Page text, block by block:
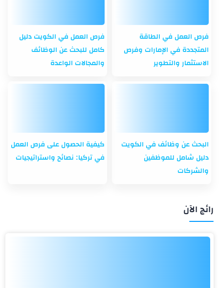
فرص العمل في الطاقة
المتجددة في الإمارات وفرص
الاستثمار والتطوير
فرص العمل في الكويت دليل
كامل للبحث عن الوظائف
والمجالات الواعدة
البحث عن وظائف في الكويت
دليل شامل للموظفين
والشركات
كيفية الحصول على فرص العمل
في تركيا: نصائح واستراتيجيات
رائج الآن